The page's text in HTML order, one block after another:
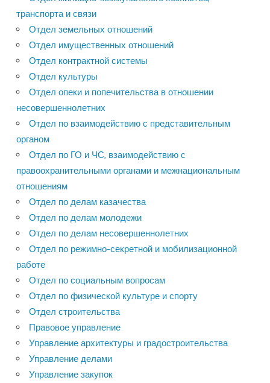
транспорта и связи
Отдел земельных отношений
Отдел имущественных отношений
Отдел контрактной системы
Отдел культуры
Отдел опеки и попечительства в отношении
несовершеннолетних
Отдел по взаимодействию с представительным
органом
Отдел по ГО и ЧС, взаимодействию с
правоохранительными органами и межнациональным
отношениям
Отдел по делам казачества
Отдел по делам молодежи
Отдел по делам несовершеннолетних
Отдел по режимно-секретной и мобилизационной
работе
Отдел по социальным вопросам
Отдел по физической культуре и спорту
Отдел строительства
Правовое управление
Управление архитектуры и градостроительства
Управление делами
Управление закупок